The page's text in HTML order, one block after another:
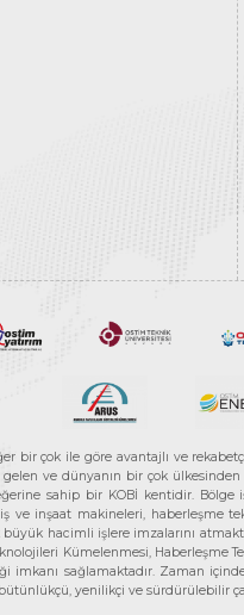
bir çok ile göre avantajlı ve
ve dünyanın bir çok ülkesinden
sahip bir KOBİ kentidir.
iş ve inşaat makineleri,
büyük hacimli işlere imzalarını
Kümelenmesi,
imkanı sağlamaktadır. Zaman
yenilikçi ve sürdürülebilir